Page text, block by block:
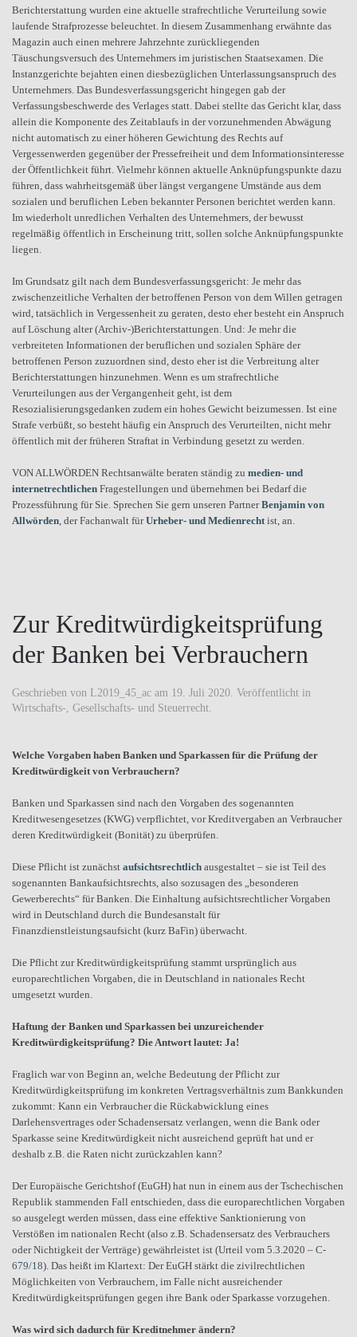
Berichterstattung wurden eine aktuelle strafrechtliche Verurteilung sowie
laufende Strafprozesse beleuchtet. In diesem Zusammenhang erwähnte das
Magazin auch einen mehrere Jahrzehnte zurückliegenden
Täuschungsversuch des Unternehmers im juristischen Staatsexamen. Die
Instanzgerichte bejahten einen diesbezüglichen Unterlassungsanspruch des
Unternehmers. Das Bundesverfassungsgericht hingegen gab der
Verfassungsbeschwerde des Verlages statt. Dabei stellte das Gericht klar, dass
allein die Komponente des Zeitablaufs in der vorzunehmenden Abwägung
nicht automatisch zu einer höheren Gewichtung des Rechts auf
Vergessenwerden gegenüber der Pressefreiheit und dem Informationsinteresse
der Öffentlichkeit führt. Vielmehr können aktuelle Anknüpfungspunkte dazu
führen, dass wahrheitsgemäß über längst vergangene Umstände aus dem
sozialen und beruflichen Leben bekannter Personen berichtet werden kann.
Im wiederholt unredlichen Verhalten des Unternehmers, der bewusst
regelmäßig öffentlich in Erscheinung tritt, sollen solche Anknüpfungspunkte
liegen.
Im Grundsatz gilt nach dem Bundesverfassungsgericht: Je mehr das
zwischenzeitliche Verhalten der betroffenen Person von dem Willen getragen
wird, tatsächlich in Vergessenheit zu geraten, desto eher besteht ein Anspruch
auf Löschung alter (Archiv-)Berichterstattungen. Und: Je mehr die
verbreiteten Informationen der beruflichen und sozialen Sphäre der
betroffenen Person zuzuordnen sind, desto eher ist die Verbreitung alter
Berichterstattungen hinzunehmen. Wenn es um strafrechtliche
Verurteilungen aus der Vergangenheit geht, ist dem
Resozialisierungsgedanken zudem ein hohes Gewicht beizumessen. Ist eine
Strafe verbüßt, so besteht häufig ein Anspruch des Verurteilten, nicht mehr
öffentlich mit der früheren Straftat in Verbindung gesetzt zu werden.
VON ALLWÖRDEN Rechtsanwälte beraten ständig zu medien- und
internetrechtlichen Fragestellungen und übernehmen bei Bedarf die
Prozessführung für Sie. Sprechen Sie gern unseren PartnerBenjamin von
Allwörden, der Fachanwalt fürUrheber- und Medienrechtist, an.
Zur Kreditwürdigkeitsprüfung
der Banken bei Verbrauchern
Geschrieben von L2019_45_ac am 19. Juli 2020. Veröffentlicht in
Wirtschafts-, Gesellschafts- und Steuerrecht.
Welche Vorgaben haben Banken und Sparkassen für die Prüfung der
Kreditwürdigkeit von Verbrauchern?
Banken und Sparkassen sind nach den Vorgaben des sogenannten
Kreditwesengesetzes (KWG) verpflichtet, vor Kreditvergaben an Verbraucher
deren Kreditwürdigkeit (Bonität) zu überprüfen.
Diese Pflicht ist zunächst aufsichtsrechtlich ausgestaltet – sie ist Teil des
sogenannten Bankaufsichtsrechts, also sozusagen des „besonderen
Gewerberechts“ für Banken. Die Einhaltung aufsichtsrechtlicher Vorgaben
wird in Deutschland durch die Bundesanstalt für
Finanzdienstleistungsaufsicht (kurz BaFin) überwacht.
Die Pflicht zur Kreditwürdigkeitsprüfung stammt ursprünglich aus
europarechtlichen Vorgaben, die in Deutschland in nationales Recht
umgesetzt wurden.
Haftung der Banken und Sparkassen bei unzureichender
Kreditwürdigkeitsprüfung? Die Antwort lautet: Ja!
Fraglich war von Beginn an, welche Bedeutung der Pflicht zur
Kreditwürdigkeitsprüfung im konkreten Vertragsverhältnis zum Bankkunden
zukommt: Kann ein Verbraucher die Rückabwicklung eines
Darlehensvertrages oder Schadensersatz verlangen, wenn die Bank oder
Sparkasse seine Kreditwürdigkeit nicht ausreichend geprüft hat und er
deshalb z.B. die Raten nicht zurückzahlen kann?
Der Europäische Gerichtshof (EuGH) hat nun in einem aus der Tschechischen
Republik stammenden Fall entschieden, dass die europarechtlichen Vorgaben
so ausgelegt werden müssen, dass eine effektive Sanktionierung von
Verstößen im nationalen Recht (also z.B. Schadensersatz des Verbrauchers
oder Nichtigkeit der Verträge) gewährleistet ist (Urteil vom 5.3.2020 – C-
679/18). Das heißt im Klartext: Der EuGH stärkt die zivilrechtlichen
Möglichkeiten von Verbrauchern, im Falle nicht ausreichender
Kreditwürdigkeitsprüfungen gegen ihre Bank oder Sparkasse vorzugehen.
Was wird sich dadurch für Kreditnehmer ändern?